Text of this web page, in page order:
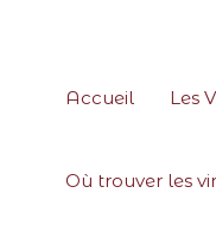
Accueil Les
Où trouver les